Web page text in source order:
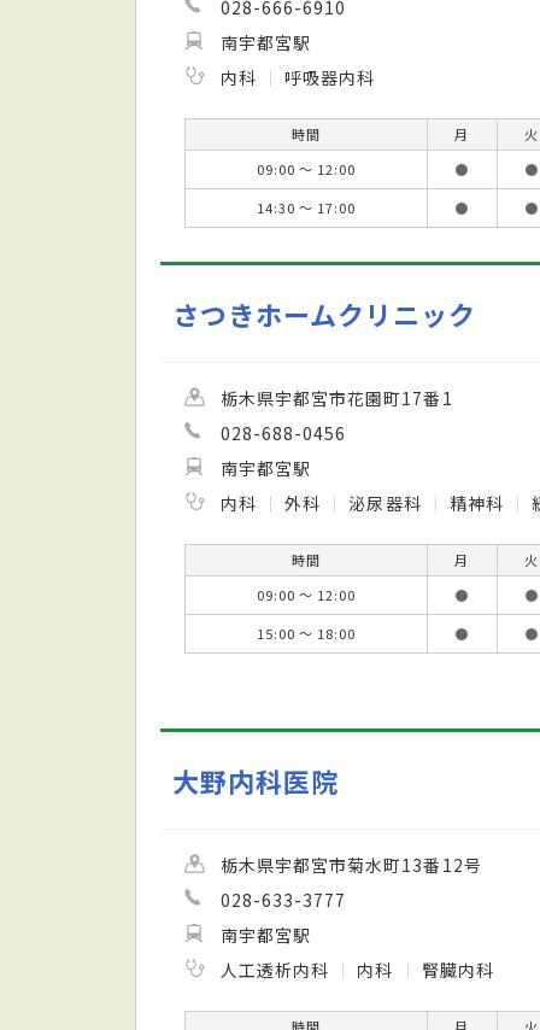
028-666-6910
南宇都宮駅
内科
呼吸器内科
時間 月 火
09:00 ～ 12:00
● ●
14:30 ～ 17:00
● ●
さつきホームクリニック
栃木県宇都宮市花園町17番1
028-688-0456
南宇都宮駅
内科
外科 泌尿器科 精神科
時間 月 火
09:00 ～ 12:00
● ●
15:00 ～ 18:00
● ●
大野内科医院
栃木県宇都宮市菊水町13番12号
028-633-3777
南宇都宮駅
人工透析内科
内科 腎臓内科